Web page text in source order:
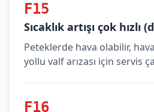
F15
Sıcaklık artışı çok hızlı
Peteklerde hava olabilir,
yollu valf arızası için servis
F16